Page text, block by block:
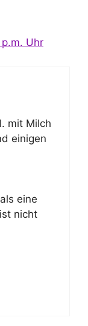
Uhr
mit Milch
einigen
eine
nicht